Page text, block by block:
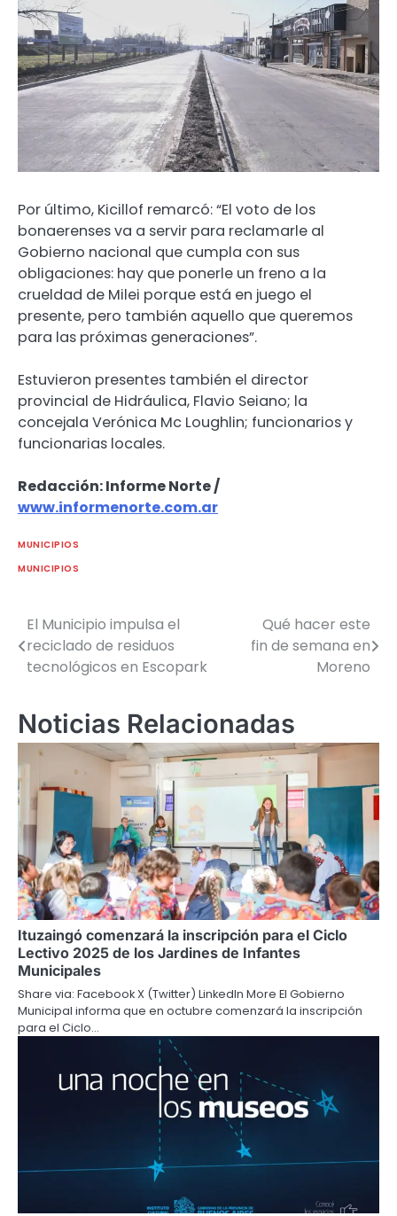
Por último, Kicillof remarcó: “El voto de los
bonaerenses va a servir para reclamarle al
Gobierno nacional que cumpla con sus
obligaciones: hay que ponerle un freno a la
crueldad de Milei porque está en juego el
presente, pero también aquello que queremos
para las próximas generaciones”.
Estuvieron presentes también el director
provincial de Hidráulica, Flavio Seiano; la
concejala Verónica Mc Loughlin; funcionarios y
funcionarias locales.
Redacción: Informe Norte /
www.informenorte.com.ar
MUNICIPIOS
MUNICIPIOS
Navegación
de
El Municipio impulsa el
reciclado de residuos
tecnológicos en Escopark
Qué hacer este
fin de semana en
Moreno
Noticias Relacionadas
Ituzaingó comenzará la inscripción para el Ciclo
Lectivo 2025 de los Jardines de Infantes
Municipales
Share via: Facebook X (Twitter) LinkedIn More El Gobierno
Municipal informa que en octubre comenzará la inscripción
para el Ciclo…